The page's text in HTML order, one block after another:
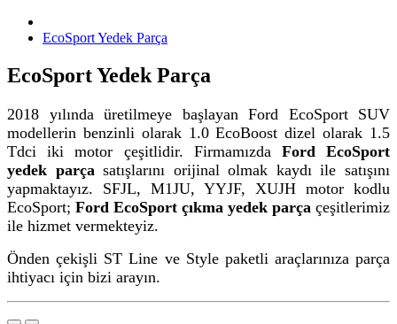
EcoSport Yedek Parça
EcoSport Yedek Parça
2018 yılında üretilmeye başlayan Ford EcoSport SUV
modellerin benzinli olarak 1.0 EcoBoost dizel olarak 1.5
Tdci iki motor çeşitlidir. Firmamızda Ford EcoSport
yedek parça satışlarını orijinal olmak kaydı ile satışını
yapmaktayız. SFJL, M1JU, YYJF, XUJH motor kodlu
EcoSport; Ford EcoSport çıkma yedek parça çeşitlerimiz
ile hizmet vermekteyiz.
Önden çekişli ST Line ve Style paketli araçlarınıza parça
ihtiyacı için bizi arayın.